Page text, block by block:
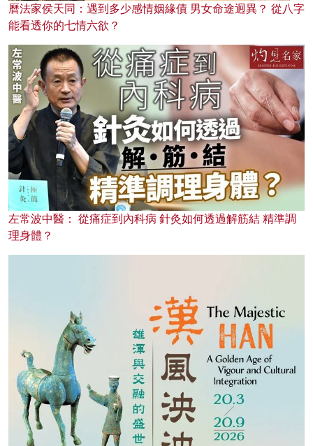
曆法家侯天同：遇到多少感情姻緣債 男女命途迥異？ 從八字
能看透你的七情六欲？
左常波中醫： 從痛症到內科病 針灸如何透過解筋結 精準調
理身體？